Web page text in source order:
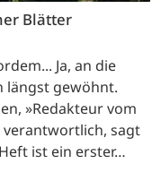
Blätter
Ja, an die
längst gewöhnt.
»Redakteur vom
verantwortlich, sagt
ist ein erster…